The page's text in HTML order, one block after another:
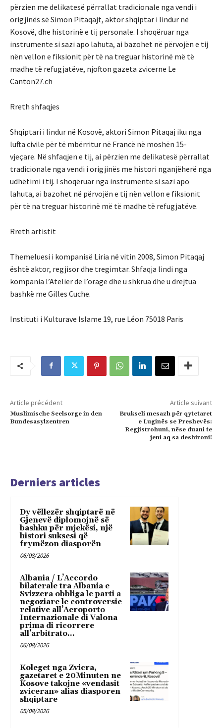
përzien me delikatesë përrallat tradicionale nga vendi i
origjinës së Simon Pitaqajt, aktor shqiptar i lindur në
Kosovë, dhe historinë e tij personale. I shoqëruar nga
instrumente si sazi apo lahuta, ai bazohet në përvojën e tij
nën vellon e fiksionit për të na treguar historinë më të
madhe të refugjatëve, njofton gazeta zvicerne Le
Canton27.ch
Rreth shfaqjes
Shqiptari i lindur në Kosovë, aktori Simon Pitaqaj iku nga
lufta civile për të mbërritur në Francë në moshën 15-
vjeçare. Në shfaqjen e tij, ai përzien me delikatesë përrallat
tradicionale nga vendi i origjinës me histori nganjëherë nga
udhëtimi i tij. I shoqëruar nga instrumente si sazi apo
lahuta, ai bazohet në përvojën e tij nën vellon e fiksionit
për të na treguar historinë më të madhe të refugjatëve.
Rreth artistit
Themeluesi i kompanisë Liria në vitin 2008, Simon Pitaqaj
është aktor, regjisor dhe tregimtar. Shfaqja lindi nga
kompania l’Atelier de l’orage dhe u shkrua dhe u drejtua
bashkë me Gilles Cuche.
Instituti i Kulturave Islame 19, rue Léon 75018 Paris
Article précédent
Muslimische Seelsorge in den
Bundesasylzentren
Article suivant
Brukseli mesazh për qytetaret
e Luginës se Preshevës:
Regjistrohuni, nëse duani te
jeni aq sa deshironi!
Derniers articles
Dy vëllezër shqiptarë në
Gjenevë diplomojnë së
bashku për mjekësi, një
histori suksesi që
frymëzon diasporën
06/08/2026
Albania / L’Accordo
bilaterale tra Albania e
Svizzera obbliga le parti a
negoziare le controversie
relative all’Aeroporto
Internazionale di Valona
prima di ricorrere
all’arbitrato...
06/08/2026
Koleget nga Zvicra,
gazetaret e 20Minuten ne
Kosove takojne «vendasit
zviceran» alias diasporen
shqiptare
05/08/2026